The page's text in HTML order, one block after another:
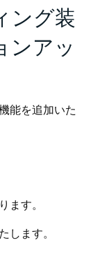
ング装
ンアッ
能を追加いた
ます。
ます。